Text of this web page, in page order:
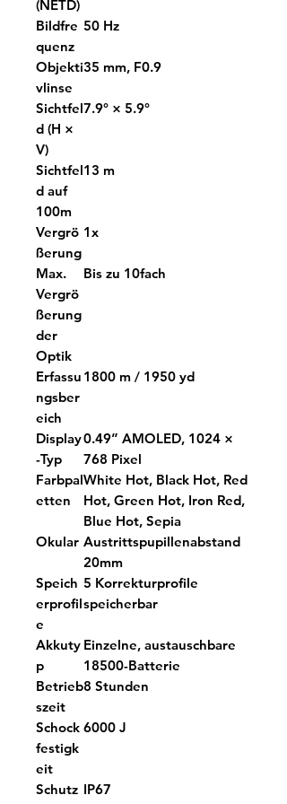
(NETD)
Bildfre
quenz
50 Hz
Objekti
vlinse
35 mm, F0.9
Sichtfel
d (H ×
V)
7.9° × 5.9°
Sichtfel
d auf
100m
13 m
Vergrö
ßerung
1x
Max.
Vergrö
ßerung
der
Optik
Bis zu 10fach
Erfassu
ngsber
eich
1800 m / 1950 yd
Display
-Typ
0.49” AMOLED, 1024 ×
768 Pixel
Farbpal
etten
White Hot, Black Hot, Red
Hot, Green Hot, Iron Red,
Blue Hot, Sepia
Okular Austrittspupillenabstand
20mm
Speich
erprofil
e
5 Korrekturprofile
speicherbar
Akkuty
p
Einzelne, austauschbare
18500-Batterie
Betrieb
szeit
8 Stunden
Schock
festigk
eit
6000 J
Schutz IP67